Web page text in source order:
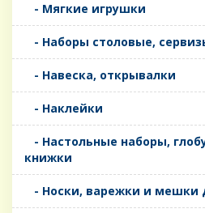
- Мягкие игрушки
- Наборы столовые,
- Навеска, открывалки
- Наклейки
- Настольные наборы,
книжки
- Носки, варежки и мешки